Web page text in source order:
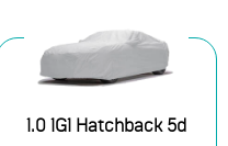
1.0 1G1 Hatchback 5d